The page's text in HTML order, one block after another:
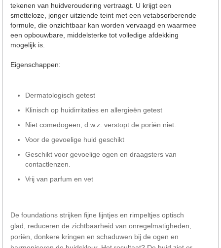
tekenen van huidveroudering vertraagt. U krijgt een
smetteloze, jonger uitziende teint met een vetabsorberende
formule, die onzichtbaar kan worden vervaagd en waarmee
een opbouwbare, middelsterke tot volledige afdekking
mogelijk is.
Eigenschappen:
Dermatologisch getest
Klinisch op huidirritaties en allergieën getest
Niet comedogeen, d.w.z. verstopt de poriën niet.
Voor de gevoelige huid geschikt
Geschikt voor gevoelige ogen en draagsters van
contactlenzen.
Vrij van parfum en vet
De foundations strijken fijne lijntjes en rimpeltjes optisch
glad, reduceren de zichtbaarheid van onregelmatigheden,
poriën, donkere kringen en schaduwen bij de ogen en